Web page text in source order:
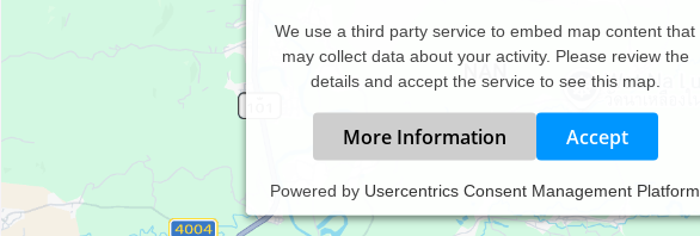
We use a third party service to embed map content that
may collect data about your activity. Please review the
details and accept the service to see this map.
More Information Accept
Powered by Usercentrics Consent Management Platform
Praxiszeiten: